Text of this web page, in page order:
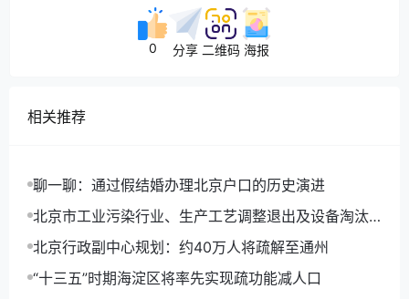
0 分享 二维码 海报
相关推荐
聊一聊：通过假结婚办理北京户口的历史演进
北京市工业污染行业、生产工艺调整退出及设备淘汰
目录(2014年版)
北京行政副中心规划：约40万人将疏解至通州
“十三五”时期海淀区将率先实现疏功能减人口